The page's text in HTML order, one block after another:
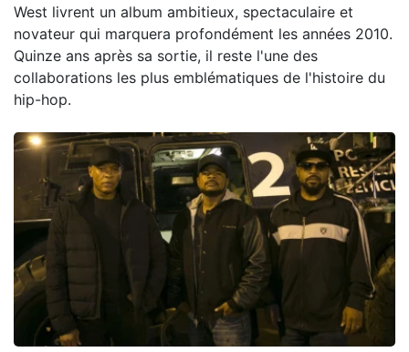
West livrent un album ambitieux, spectaculaire et
novateur qui marquera profondément les années 2010.
Quinze ans après sa sortie, il reste l'une des
collaborations les plus emblématiques de l'histoire du
hip-hop.